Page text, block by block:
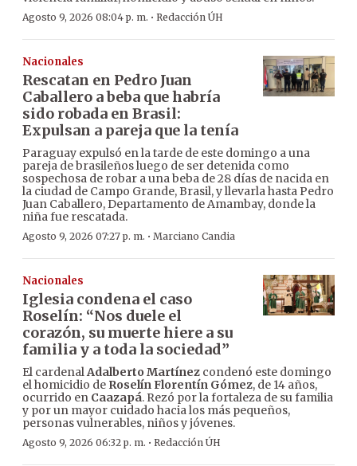
Agosto 9, 2026 08:04 p. m. · Redacción ÚH
Nacionales
Rescatan en Pedro Juan
Caballero a beba que habría
sido robada en Brasil:
Expulsan a pareja que la tenía
Paraguay expulsó en la tarde de este domingo a una
pareja de brasileños luego de ser detenida como
sospechosa de robar a una beba de 28 días de nacida en
la ciudad de Campo Grande, Brasil, y llevarla hasta Pedro
Juan Caballero, Departamento de Amambay, donde la
niña fue rescatada.
Agosto 9, 2026 07:27 p. m. · Marciano Candia
Nacionales
Iglesia condena el caso
Roselín: “Nos duele el
corazón, su muerte hiere a su
familia y a toda la sociedad”
El cardenalAdalberto Martínez condenó este domingo
el homicidio de Roselín Florentín Gómez, de 14 años,
ocurrido en Caazapá. Rezó por la fortaleza de su familia
y por un mayor cuidado hacia los más pequeños,
personas vulnerables, niños y jóvenes.
Agosto 9, 2026 06:32 p. m. · Redacción ÚH